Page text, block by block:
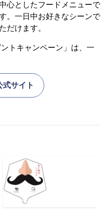
心としたフードメニューで
。一日中お好きなシーンで
だけます。
トキャンペーン」は、一
式サイト